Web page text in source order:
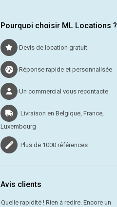
Pourquoi choisir ML Locations ?
Devis de location gratuit
Réponse rapide et personnalisée
Un commercial vous recontacte
Livraison en Belgique, France,
Luxembourg
Plus de 1000 références
Avis clients
Quelle rapidité ! Rien à redire. Encore un